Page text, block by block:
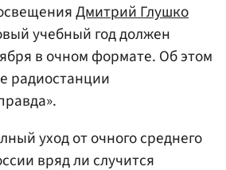
Дмитрий Глушко
учебный год должен
в очном формате. Об этом
радиостанции
уход от очного среднего
вряд ли случится